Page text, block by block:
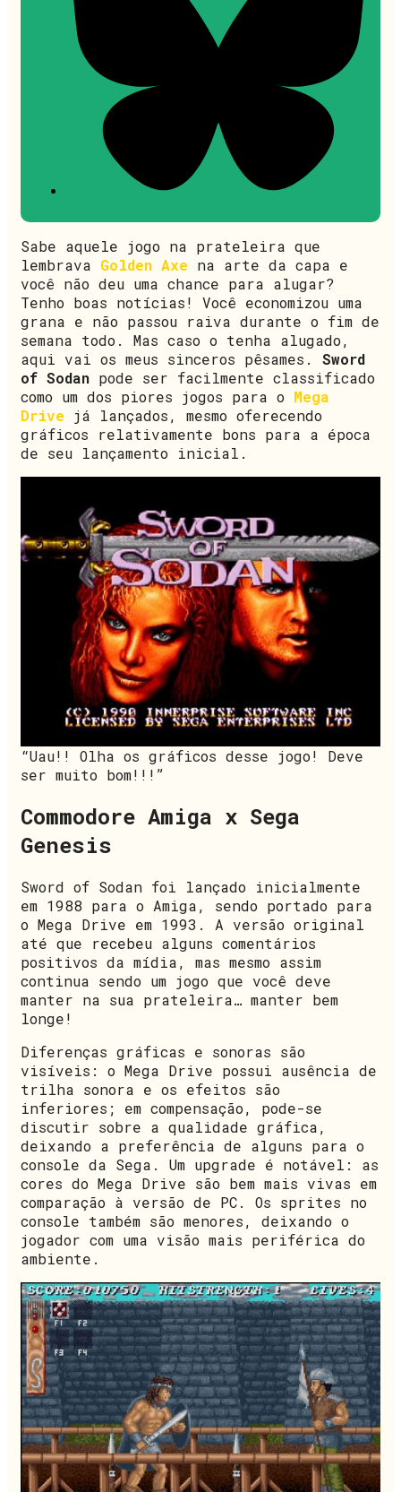
Sabe aquele jogo na prateleira que
lembrava Golden Axe na arte da capa e
você não deu uma chance para alugar?
Tenho boas notícias! Você economizou uma
grana e não passou raiva durante o fim de
semana todo. Mas caso o tenha alugado,
aqui vai os meus sinceros pêsames. Sword
of Sodan pode ser facilmente classificado
como um dos piores jogos para o Mega
Drive já lançados, mesmo oferecendo
gráficos relativamente bons para a época
de seu lançamento inicial.
“Uau!! Olha os gráficos desse jogo! Deve
ser muito bom!!!”
Commodore Amiga x Sega
Genesis
Sword of Sodan foi lançado inicialmente
em 1988 para o Amiga, sendo portado para
o Mega Drive em 1993. A versão original
até que recebeu alguns comentários
positivos da mídia, mas mesmo assim
continua sendo um jogo que você deve
manter na sua prateleira… manter bem
longe!
Diferenças gráficas e sonoras são
visíveis: o Mega Drive possui ausência de
trilha sonora e os efeitos são
inferiores; em compensação, pode-se
discutir sobre a qualidade gráfica,
deixando a preferência de alguns para o
console da Sega. Um upgrade é notável: as
cores do Mega Drive são bem mais vivas em
comparação à versão de PC. Os sprites no
console também são menores, deixando o
jogador com uma visão mais periférica do
ambiente.